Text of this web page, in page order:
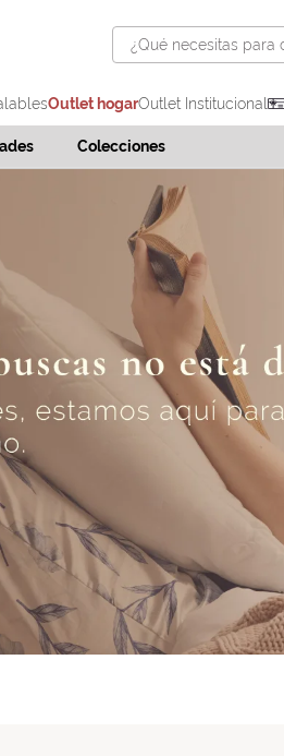
¿Qué necesitas para
Outlet hogarOutlet Institucional
Colecciones